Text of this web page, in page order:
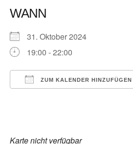
WANN
31. Oktober 2024
19:00 - 22:00
ZUM KALENDER HINZUFÜGEN
Karte nicht verfügbar